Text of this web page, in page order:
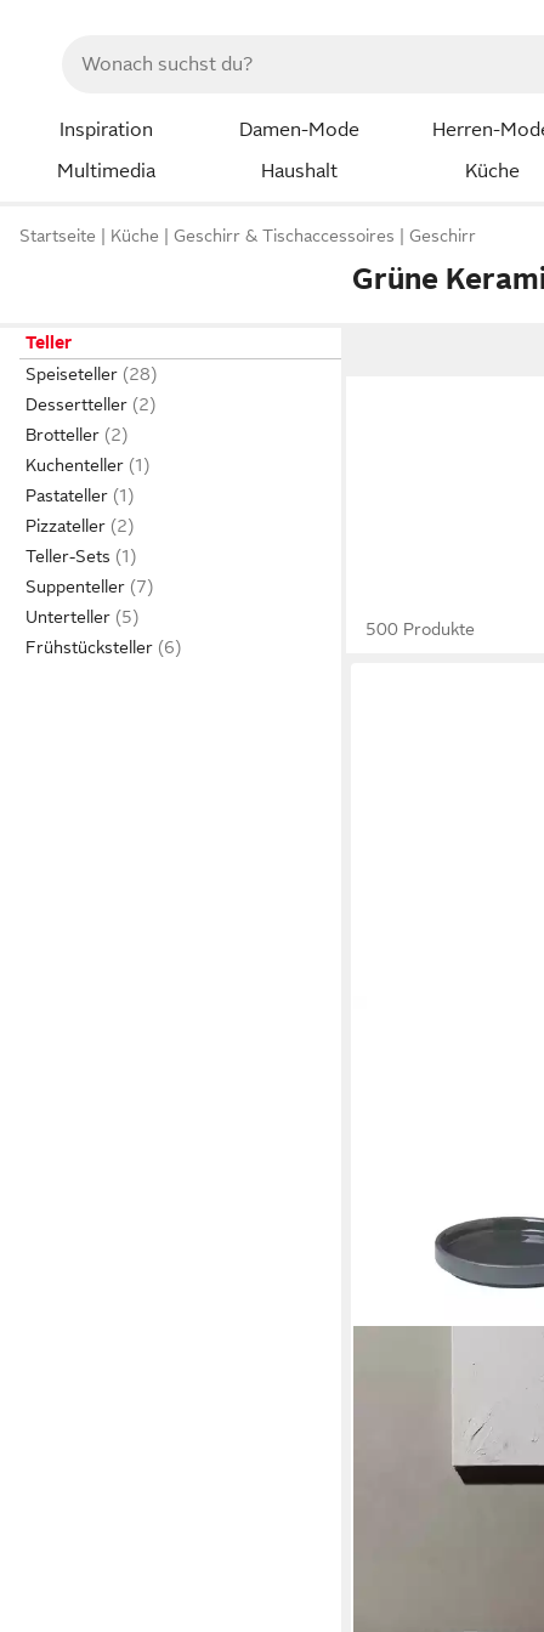
Inspiration Damen-Mode Herren-
Multimedia
Haushalt Küche
Startseite Küche Geschirr & Tischaccessoires Geschirr
Grüne
Teller
Speiseteller
Dessertteller
Brotteller
Kuchenteller
Pastateller
Pizzateller
Teller-Sets
Suppenteller
Unterteller
Frühstücksteller
500 Produkte